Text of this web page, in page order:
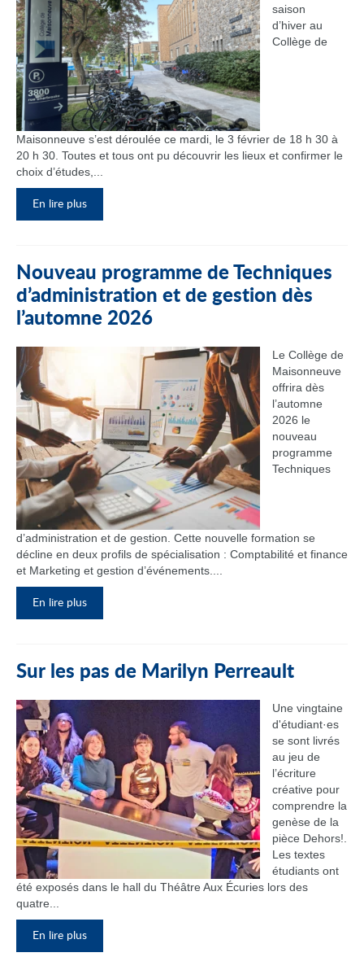
saison
d’hiver au
Collège de
Maisonneuve s’est déroulée ce mardi, le 3 février de 18 h 30 à
20 h 30. Toutes et tous ont pu découvrir les lieux et confirmer le
choix d’études,...
En lire plus
Nouveau programme de Techniques
d’administration et de gestion dès
l’automne 2026
Le Collège de
Maisonneuve
offrira dès
l’automne
2026 le
nouveau
programme
Techniques
d’administration et de gestion. Cette nouvelle formation se
décline en deux profils de spécialisation : Comptabilité et finance
et Marketing et gestion d’événements....
En lire plus
Sur les pas de Marilyn Perreault
Une vingtaine
d'étudiant·es
se sont livrés
au jeu de
l’écriture
créative pour
comprendre la
genèse de la
pièce Dehors!.
Les textes
étudiants ont
été exposés dans le hall du Théâtre Aux Écuries lors des
quatre...
En lire plus